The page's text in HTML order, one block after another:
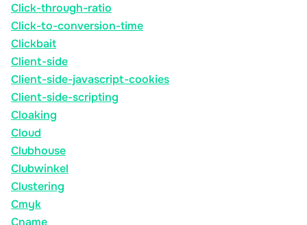
Click-through-ratio
Click-to-conversion-time
Clickbait
Client-side
Client-side-javascript-cookies
Client-side-scripting
Cloaking
Cloud
Clubhouse
Clubwinkel
Clustering
Cmyk